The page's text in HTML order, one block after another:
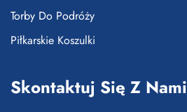
Torby Do Podróży
Piłkarskie Koszulki
Skontaktuj Się Z Nami